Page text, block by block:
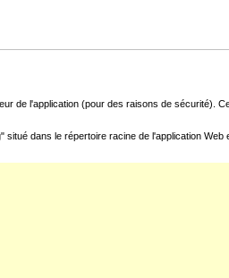
de l'application (pour des raisons de sécurité).
dans le répertoire racine de l'application Web